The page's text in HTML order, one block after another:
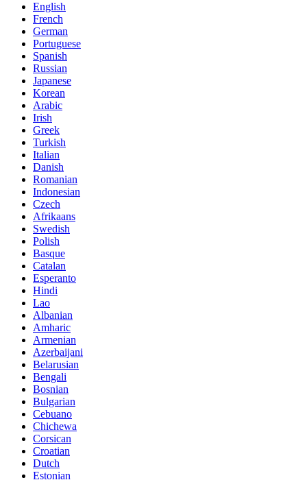
English
French
German
Portuguese
Spanish
Russian
Japanese
Korean
Arabic
Irish
Greek
Turkish
Italian
Danish
Romanian
Indonesian
Czech
Afrikaans
Swedish
Polish
Basque
Catalan
Esperanto
Hindi
Lao
Albanian
Amharic
Armenian
Azerbaijani
Belarusian
Bengali
Bosnian
Bulgarian
Cebuano
Chichewa
Corsican
Croatian
Dutch
Estonian